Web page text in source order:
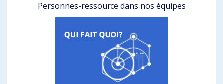
Personnes-ressource dans nos équipes